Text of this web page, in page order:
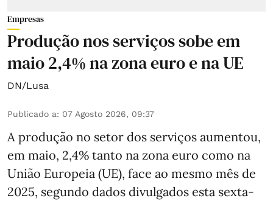
Empresas
Produção nos serviços sobe em
maio 2,4% na zona euro e na UE
DN/Lusa
Publicado a: 07 Agosto 2026, 09:37
A produção no setor dos serviços aumentou,
em maio, 2,4% tanto na zona euro como na
União Europeia (UE), face ao mesmo mês de
2025, segundo dados divulgados esta sexta-